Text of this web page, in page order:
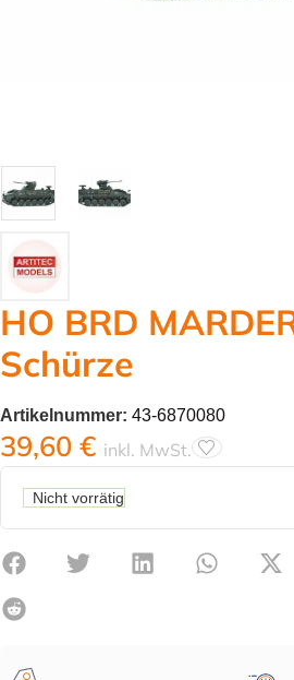
HO BRD
Schürze
Artikelnummer: 43-6870080
39,60 € inkl. MwSt.
Nicht vorrätig